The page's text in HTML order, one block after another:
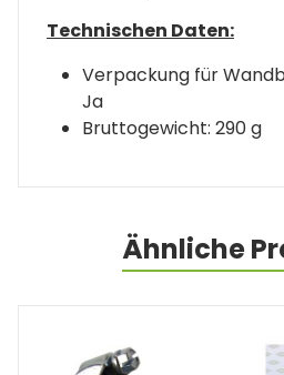
Technischen Daten:
Verpackung für
Ja
Bruttogewicht: 290 g
Ähnliche